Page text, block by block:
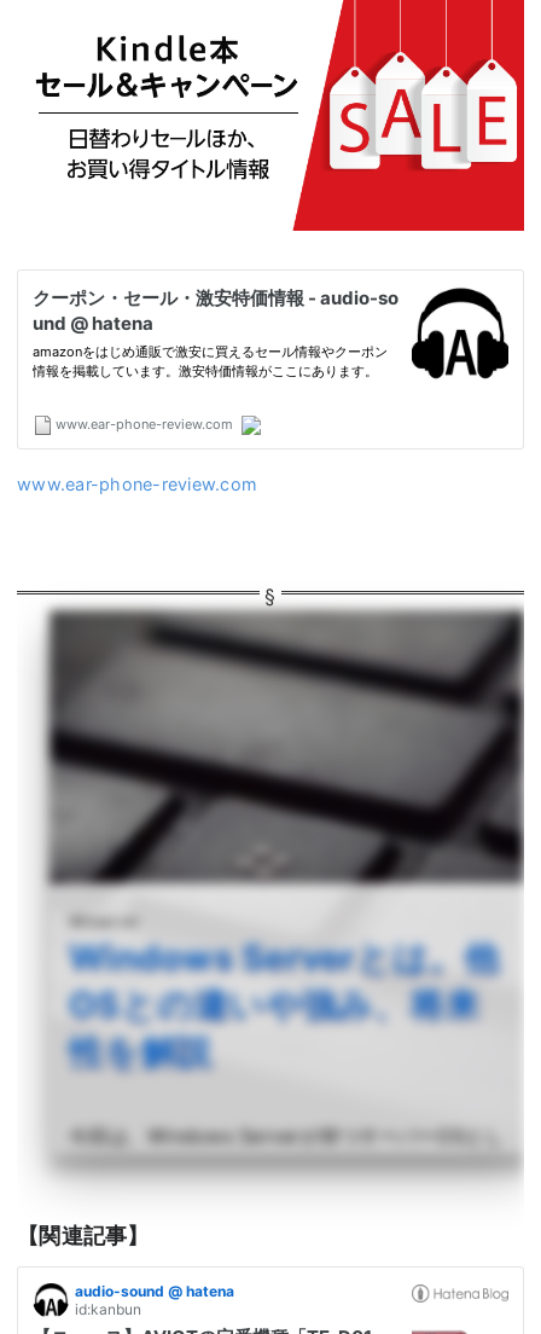
www.ear-phone-review.com
Windows Serverとは。他
OSとの違いや強み、将来
性を解説
今回は、Windows Serverが持つサーバーOSとし
ての特徴や、Linuxなどの他のサーバーOSと比較
詳しく読む >
【関連記事】